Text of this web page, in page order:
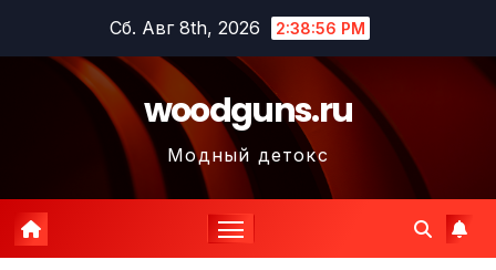
содержимому
Сб. Авг 8th, 2026 2:38:57 PM
woodguns.ru
Модный детокс